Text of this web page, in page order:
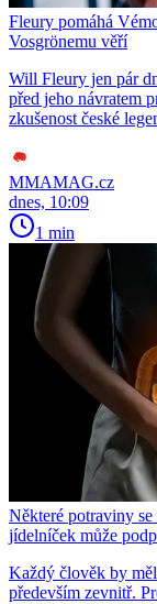
Fleury pomáhá
Vosgrönemu věří
Will Fleury jen pár
před jeho návratem
zkušenost české
MMAMAG.cz
dnes, 10:09
1 min
Některé potraviny
jídelníček může
Každý člověk by
především zevnitř.